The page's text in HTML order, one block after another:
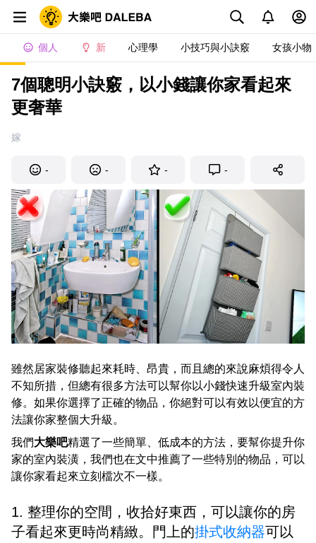
個人 新 心理學 小技巧與小訣竅 女孩小物
7個聰明小訣竅，以小錢讓你家看起來
更奢華
嫁
- - - -
雖然居家裝修聽起來耗時、昂貴，而且總的來說麻煩得令人
不知所措，但總有很多方法可以幫你以小錢快速升級室內裝
修。如果你選擇了正確的物品，你絕對可以有效以便宜的方
法讓你家整個大升級。
我們大樂吧精選了一些簡單、低成本的方法，要幫你提升你
家的室內裝潢，我們也在文中推薦了一些特別的物品，可以
讓你家看起來立刻檔次不一樣。
1. 整理你的空間，收拾好東西，可以讓你的房
子看起來更時尚精緻。門上的掛式收納器可以